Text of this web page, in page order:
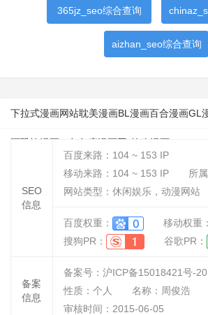
365jz_seo综合查询
aizhan_seo综合查询
下拉式漫画网站耽美漫画BL漫画百合漫画GL
画恐怖漫画 - 兔兔府漫画网(笨狗漫画)
SEO
信息
百度来路： 104 ~ 153 IP
移动来路： 104 ~ 153 IP
所
网站类型：休闲娱乐，动漫网站
百度权重：
移动权重：
搜狗PR：
谷歌PR：
备案
信息
备案号：沪ICP备15018421号-20
性质： 个人 名称： 周俊浩
审核时间： 2015-06-05